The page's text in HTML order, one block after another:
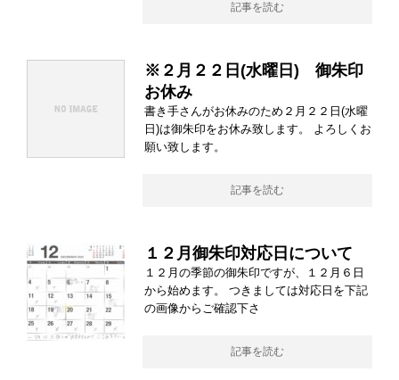
記事を読む
※２月２２日(水曜日) 御朱印
お休み
書き手さんがお休みのため２月２２日(水曜
日)は御朱印をお休み致します。 よろしくお
願い致します。
記事を読む
１２月御朱印対応日について
１２月の季節の御朱印ですが、１２月６日
から始めます。 つきましては対応日を下記
の画像からご確認下さ
記事を読む